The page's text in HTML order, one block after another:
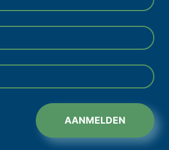
AANMELDEN